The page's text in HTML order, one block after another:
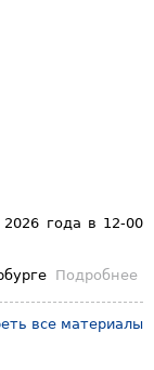
года в 12-00
Подробнее
все материалы